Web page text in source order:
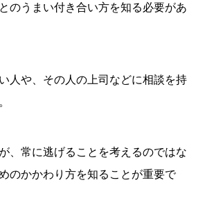
のうまい付き合い方を知る必要があ
人や、その人の上司などに相談を持
、常に逃げることを考えるのではな
のかかわり方を知ることが重要で